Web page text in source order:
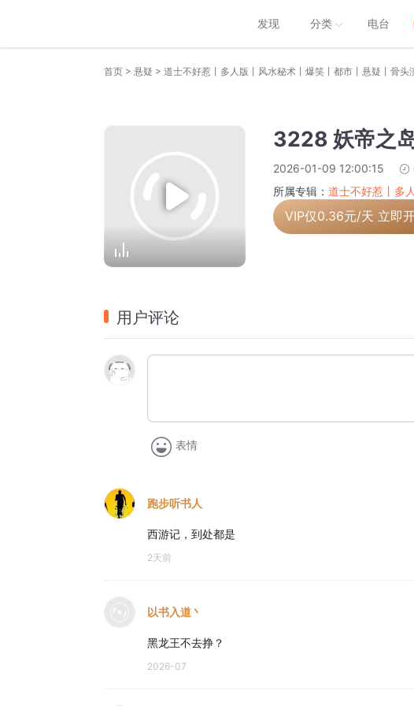
发现 分类 电台
首页 > 悬疑 > 道士不好惹丨多人版丨风水秘术丨爆笑丨都市丨悬疑丨骨头
3228 妖帝之
2026-01-09 12:00:15
所属专辑： 道士不好惹丨多
VIP仅0.36元/天 立即
用户评论
表情
跑步听书人
西游记，到处都是
2天前
以书入道丶
黑龙王不去挣？
2026-07